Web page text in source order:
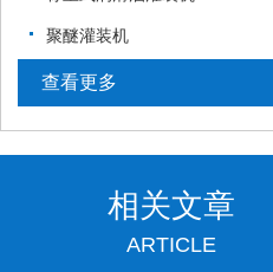
聚醚灌装机
查看更多
相关文章
ARTICLE